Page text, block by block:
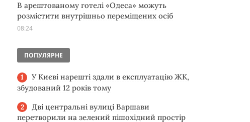
В арештованому готелі «Одеса» можуть
розмістити внутрішньо переміщених осіб
08:24
ПОПУЛЯРНЕ
У Києві нарешті здали в експлуатацію ЖК,
збудований 12 років тому
Дві центральні вулиці Варшави
перетворили на зелений пішохідний простір